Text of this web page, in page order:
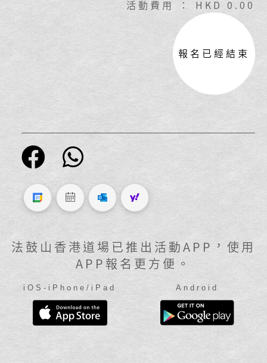
活動費用 ： HKD 0.00
報名已經結束
法鼓山香港道場已推出活動APP，使用
APP報名更方便。
iOS-iPhone/iPad Android